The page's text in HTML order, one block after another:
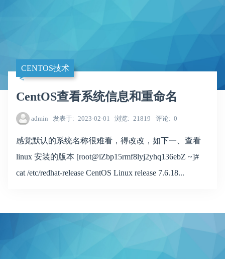
CENTOS技术
CentOS查看系统信息和重命名
admin 发表于 2023-02-01 浏览 21819 评论 0
感觉默认的系统名称很难看，得改改，如下一、查看
linux 安装的版本 [root@iZbp15rmf8lyj2yhq136ebZ ~]#
cat /etc/redhat-release CentOS Linux release 7.6.18...